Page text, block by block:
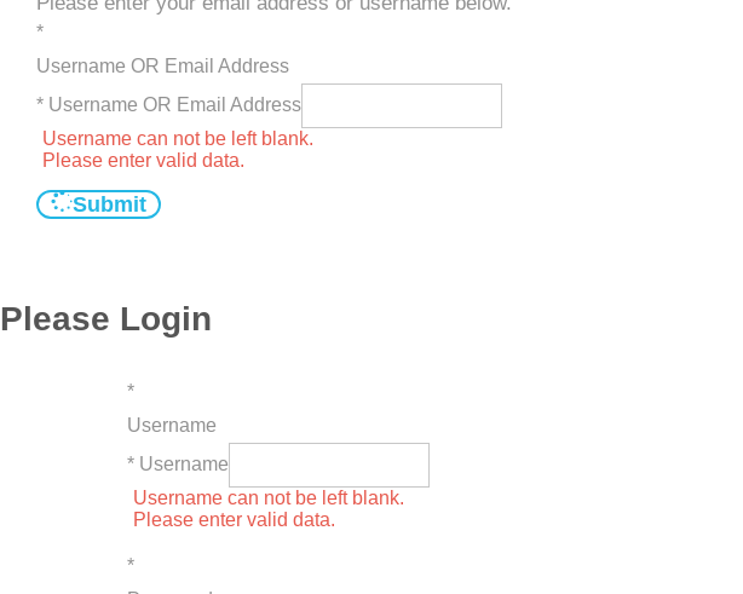
*
Username OR Email Address
* Username OR Email Address
Username can not be left blank.
Please enter valid data.
Submit
Please Login
*
Username
* Username
Username can not be left blank.
Please enter valid data.
*